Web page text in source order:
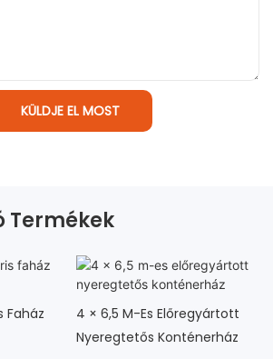
KÜLDJE EL MOST
Termékek
Faház
4 × 6,5 M-Es Előregyártott
Nyeregtetős Konténerház